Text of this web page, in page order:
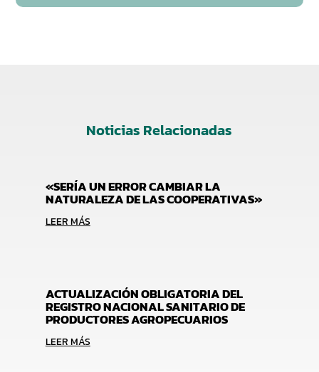
Noticias Relacionadas
«SERÍA UN ERROR CAMBIAR LA
NATURALEZA DE LAS COOPERATIVAS»
LEER MÁS
ACTUALIZACIÓN OBLIGATORIA DEL
REGISTRO NACIONAL SANITARIO DE
PRODUCTORES AGROPECUARIOS
LEER MÁS